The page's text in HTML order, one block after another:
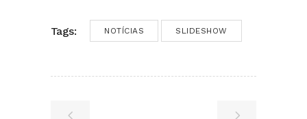
Tags: NOTÍCIAS SLIDESHOW